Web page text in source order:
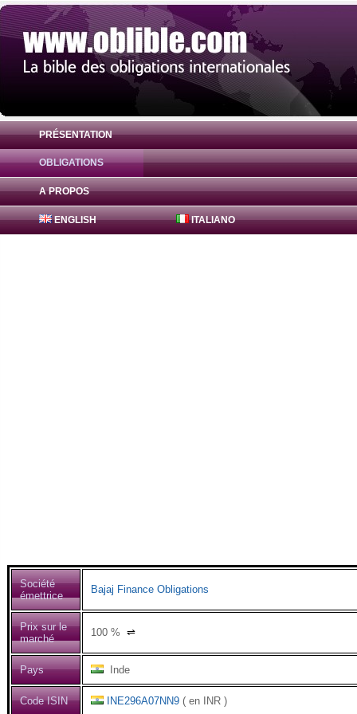
PRÉSENTATION
OBLIGATIONS
A PROPOS
ENGLISH ITALIANO
Obligation Bajaj Finance Obligations 0% (
Société
émettrice
Bajaj Finance Obligations
Prix sur le
marché
100 % ⇌
Pays Inde
Code ISIN INE296A07NN9 ( en INR )